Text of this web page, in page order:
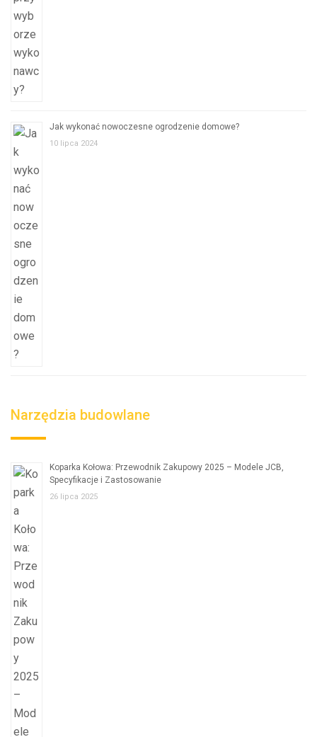
Jak wykonać nowoczesne ogrodzenie domowe?
10 lipca 2024
Narzędzia budowlane
Koparka Kołowa: Przewodnik Zakupowy 2025 – Modele JCB,
Specyfikacje i Zastosowanie
26 lipca 2025